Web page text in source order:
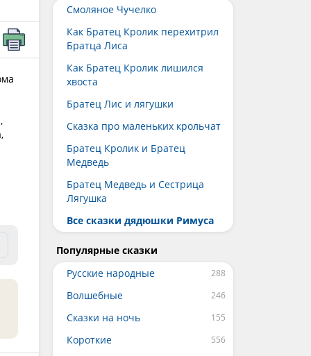
Смоляное Чучелко
Как Братец Кролик перехитрил
Братца Лиса
Как Братец Кролик лишился
хвоста
Братец Лис и лягушки
Сказка про маленьких крольчат
Братец Кролик и Братец
Медведь
Братец Медведь и Сестрица
Лягушка
Все сказки дядюшки Римуса
Популярные сказки
Русские народные
Волшебные
Сказки на ночь
Короткие